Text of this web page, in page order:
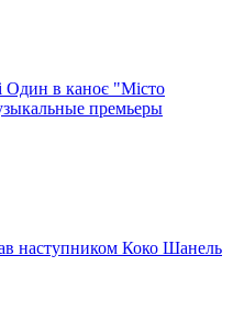
в каноє "Місто
премьеры
наступником Коко Шанель